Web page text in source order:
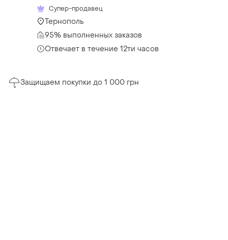
Супер-продавец
Тернополь
95% выполненных заказов
Отвечает в течение 12ти часов
Защищаем покупки до 1 000 грн